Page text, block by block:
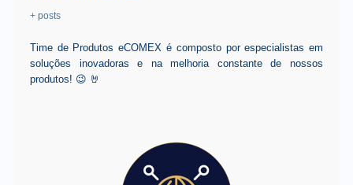
+ posts
Time de Produtos eCOMEX é composto por especialistas em
soluções inovadoras e na melhoria constante de nossos
produtos! 😉 🤘